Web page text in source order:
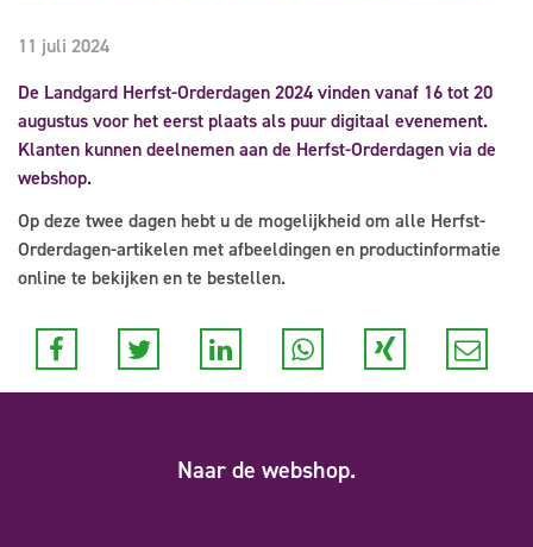
11 juli 2024
De Landgard Herfst-Orderdagen 2024 vinden vanaf 16 tot 20
augustus voor het eerst plaats als puur digitaal evenement.
Klanten kunnen deelnemen aan de Herfst-Orderdagen via de
webshop.
Op deze twee dagen hebt u de mogelijkheid om alle Herfst-
Orderdagen-artikelen met afbeeldingen en productinformatie
online te bekijken en te bestellen.
Naar de webshop.